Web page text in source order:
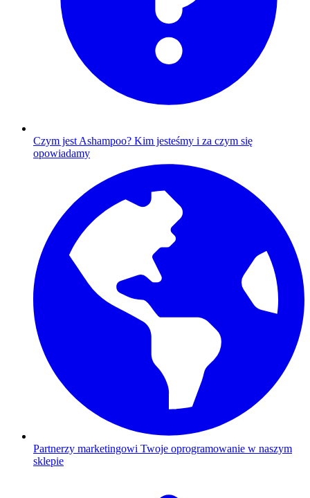
Czym jest Ashampoo? Kim jesteśmy i za czym się
opowiadamy
Partnerzy marketingowi Twoje oprogramowanie w naszym
sklepie